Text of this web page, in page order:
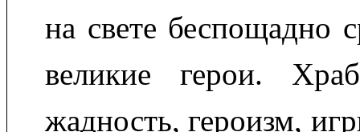
на свете беспощадно
великие герои.
жадность, героизм,